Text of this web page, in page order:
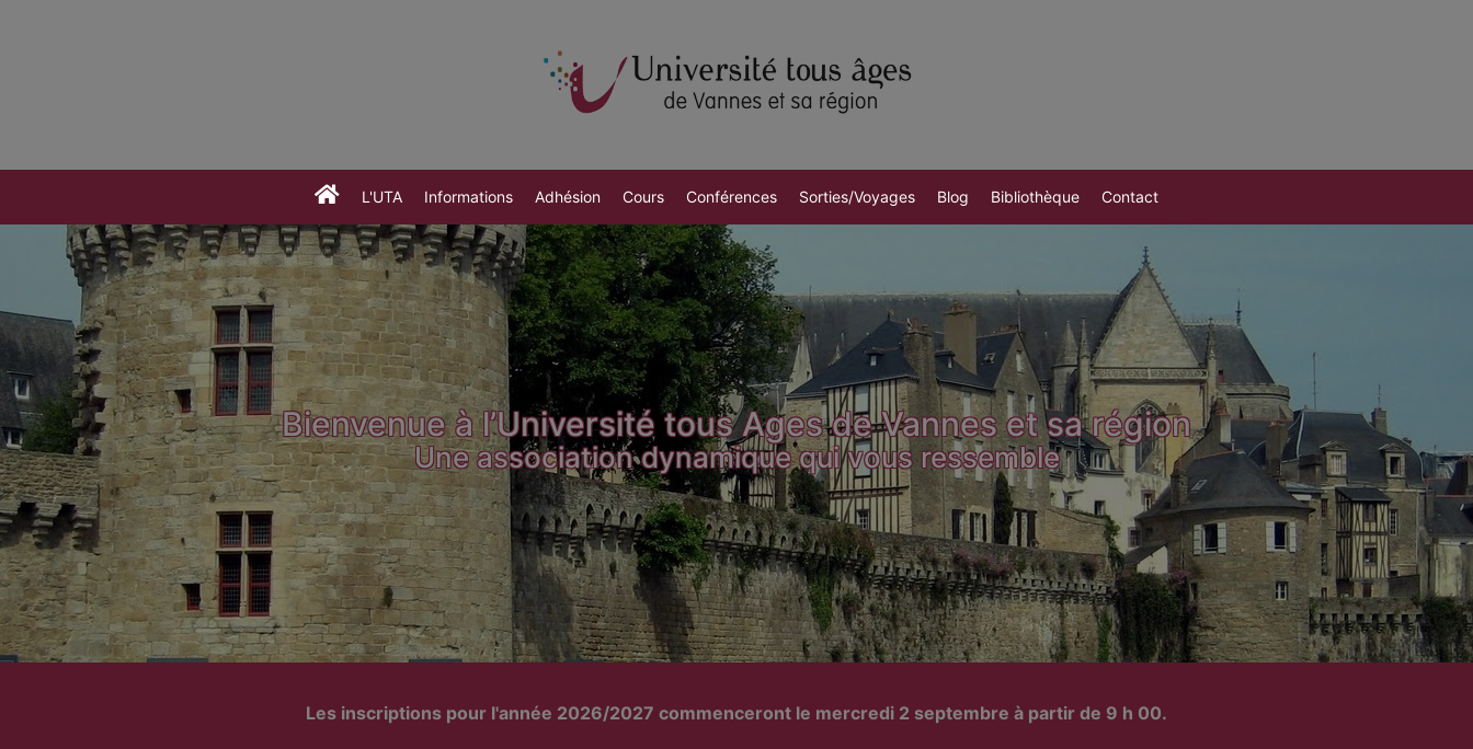
L'UTA Informations Adhésion Cours Conférences Sorties/Voyages Blog Bibliothèque Contact
Bienvenue à l’Université tous Ages de Vannes et sa région
Une association dynamique qui vous ressemble
Les inscriptions pour l'année 2026/2027 commenceront le mercredi 2 septembre à partir de 9 h 00.